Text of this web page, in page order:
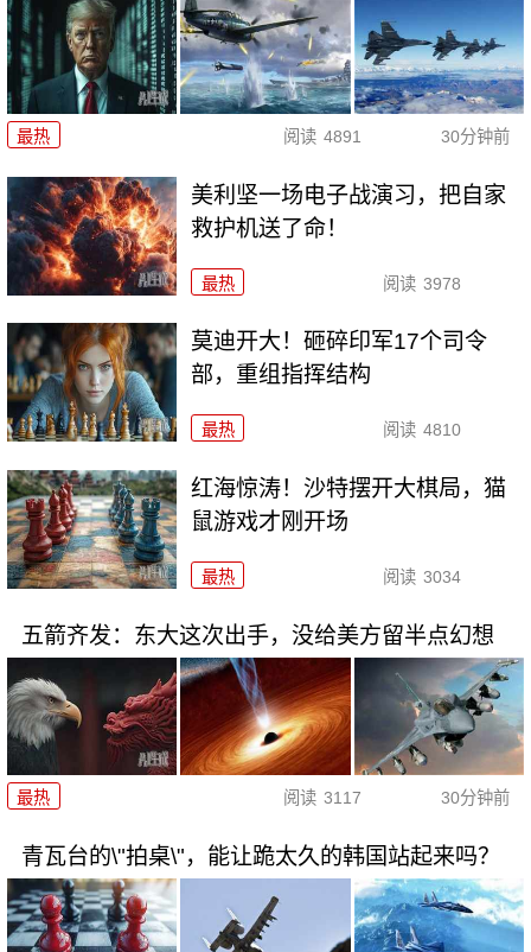
最热 阅读 4891 30分钟前
美利坚一场电子战演习，把自家
救护机送了命！
最热 阅读 3978
莫迪开大！砸碎印军17个司令
部，重组指挥结构
最热 阅读 4810
红海惊涛！沙特摆开大棋局，猫
鼠游戏才刚开场
最热 阅读 3034
五箭齐发：东大这次出手，没给美方留半点幻想
最热 阅读 3117 30分钟前
青瓦台的\"拍桌\"，能让跪太久的韩国站起来吗？